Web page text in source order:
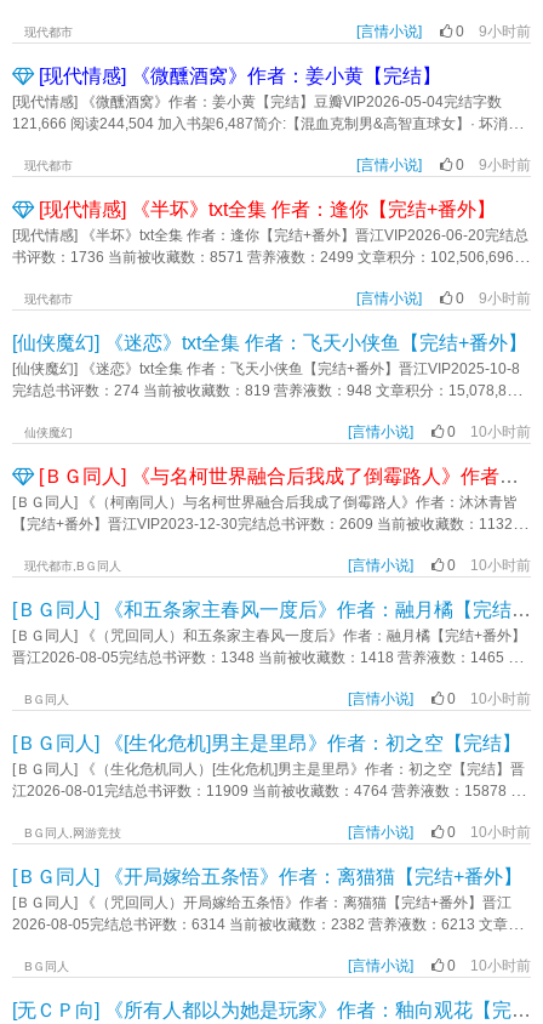
将他狠狠钳制，绑了起来，手中的长剑在他身上一点一点滑落…… 三乐顽劣
一笑道：“潶墨白，既然你这般喜欢假扮女子，那我便让你干干净净做回女
子！” 手中长剑一挥，他大惊失色。 “三乐，你敢！” - 她一气之
下，以五百两银高价将他买进了南风馆，从此柳陌花衢之间，便多一个名叫霜官
的小馆。 而他则在追妻之路上，一去不复返…… * 两人相爱相杀，男
主一路作妖，女主一路相护，却不知事事皆因他而起，得知真相后，与他势不两
立，男主却不干了，最后追妻火葬场！ － 新文推荐：《采下那朵高岭之
花》 采花贼少女扮猪吃老虎，强取豪夺美强惨大将军！ 喜欢的宝宝可以
收藏一下哦！ 内容标签： 情有独钟 天作之合 女强 相爱相杀 甜文 追爱火葬
场 主角潶墨白视角三乐 其它：复仇，女强，江湖，白切黑，追妻，
一句话简介：江湖侠女为父报仇，遇上美人骗子 立意：无论何时，都要保持
冷静，正确明辨是非，以免被仇恨蒙蔽了双眼。《初入江湖，是黑不是白》作
么傲娇顶流、温柔兽医、痞帅霸总……都给我通通靠边站，我的妹妹我自己宠！
饼
妻 女非男C《挫骨刀》作者：堪怜意
头。 她决定洗心革面，重新做人。 奈何帅哥美男一个个贴上来，威逼利
我呀?求求你理理我好吗?你想要什么我都买给你!” “元小 姐，如果你愿意，我
可以和民庆集团大小 姐退亲，等你毕业就娶你!” …… 就连头顶青青草原
的前男友，也表示只要她发誓不再犯，就可以不计前嫌原谅她？ 元卿微表
现代都市 [言情小说] 0 9小时前
[现代情感] 《微醺酒窝》作者：姜小黄【完结】
[现代情感] 《微醺酒窝》作者：姜小黄【完结】豆瓣VIP2026-05-04完结字数
121,666 阅读244,504 加入书架6,487简介:【混血克制男&高智直球女】· 坏消
只想逗他玩。那个耳根通红却强装镇定，一脸正经的理工男，逗起来太有意思
慌乱的样子。他确实慌了，视线在她身上扫过，这次没再后退，反锁了门问她：“
你明知道我喜欢你，怎么还敢撩我？”· HE | 年上 | 体型差· 小酒馆甜妹老板娘 x 空
气动力学冷脸高管现代言情 治愈 强强 HE 年上 熟男熟女《微醺酒窝》作者：姜小
现代都市 [言情小说] 0 9小时前
[现代情感] 《半坏》txt全集 作者：逢你【完结+番外】
[现代情感] 《半坏》txt全集 作者：逢你【完结+番外】晋江VIP2026-06-20完结总
书评数：1736 当前被收藏数：8571 营养液数：2499 文章积分：102,506,696文
婚，事实也的确如此。婚后第二年，他们就有了一个女儿。在外人眼里，他们是
靳言不知道她为什么想离婚，但他发现妻子跟之前不一样了。以前妻子喜静，酒
吧不会去，危险的事情更是不会做。现在她学习了架子鼓，酒吧没两点不会回
来，甚至去体验了极限运动。黎冉的叛逆期来得实在太晚，靳言为了挽回婚姻，
直到一天夜里，靳言把她折腾得死去活来。黎冉突然觉得自己半坏的婚姻还能拯
正文。○本质是中年版追妻火葬场，有打tag。内容标签： 都市 情有独钟 破镜重
圆 婚恋 业界精英 追爱火葬场其它：文案·2025.03.28一句话简介：中年夫妻｜看
40岁男人如何追妻立意：爱是如你所是，而非如我所愿《半坏》作者：逢你
现代都市 [言情小说] 0 9小时前
[仙侠魔幻] 《迷恋》txt全集 作者：飞天小侠鱼【完结+番外】
[仙侠魔幻] 《迷恋》txt全集 作者：飞天小侠鱼【完结+番外】晋江VIP2025-10-8
完结总书评数：274 当前被收藏数：819 营养液数：948 文章积分：15,078,861
深。 F区贫穷又落后，这里的人笑她是落难的凤凰。 湫灵并不在意，落难
她知道谢深喜欢她，也知道谢深受的伤都是为了她，可那又怎样呢？ 她可从
来没说过喜欢他。 F区配不上她，只是一个beta的谢深更配不上她。 所以
在分化成了omega之后，湫灵瞒着他，偷偷去做了信息素匹配测试。 然后在
奢靡，除了要应付那个和她有着超高匹配度的神经病alpha，一切都很让她满
在墙上，灼热的呼吸落在她颈侧，下一刻，陌生的信息素被注入到她体内。
重新分化成了alpha的谢深，声音比以前还要低哑，带着兴奋与餍足。 “乖
乖，找到你了。” 【怨夫、拽哥、死装哥】 阅读指南： 男全处，不买
强 主角非完美人设 私设较多 男主控慎入 ​ 内容标签： 幻想空
不舍 立意：抓住机会《迷恋》作者：飞天小侠鱼
仙侠魔幻 [言情小说] 0 10小时前
[ＢＧ同人] 《与名柯世界融合后我成了倒霉路人》作者：沐沐青皆【完结+番外】
[ＢＧ同人] 《（柯南同人）与名柯世界融合后我成了倒霉路人》作者：沐沐青皆
【完结+番外】晋江VIP2023-12-30完结总书评数：2609 当前被收藏数：11327
现女朋友是我上司的迷妹怎么办》、《风见攻略自己的一百种方法》。 薰视
没有滑板当坐骑，身为米花町的路人，她时刻可能被卷入奇怪的案件当中。
为了保全自己，她决定速速抱个大腿。 风见视角： 风见恋爱了。 对
象是一个很适合结婚的女孩子。 不仅性格善良，温柔稳重，工作也很稳
并且滤镜比自己还厚八百米。 风见：我感觉我被骗了，她动机不纯！可
是案件中穿插日常的文。 2.文中女主人设是老师，正在放春假，是私设，实
际日本的老师春假不休假。 3.再小的角色也是有其高光之处，值得被爱的。
既然选择了风见做男主，我会对他负责。 感恩每一位点进来看冷门角色文的
公安头子的下属风见配角透子等 一句话简介：风见：感觉被骗了，她动机不
人》作者：沐沐青皆
现代都市,BＧ同人 [言情小说] 0 10小时前
[ＢＧ同人] 《和五条家主春风一度后》作者：融月橘【完结+番外】
[ＢＧ同人] 《（咒回同人）和五条家主春风一度后》作者：融月橘【完结+番外】
晋江2026-08-05完结总书评数：1348 当前被收藏数：1418 营养液数：1465 文
象。一个不喜欢按常理出牌的普通高中老师。后来，我以为我们只是普普通通的
男朋友，我完全负担得起。 我甚至认真想过,哪天要带他去见那位六眼神子,用
行动告诉那个人:没有你,我照样能和别的男人过得很幸福。 再后来......我吃瓜
吃到了自己头上。 那个我暗恋了十年、又亲手遗忘的人，现代最强咒术师，
人。 原来他从来不是什么需要我照顾的普通人。而我，完全不想回忆自己信
的束缚说起。 #激情开文，为爱发电，认真完结# #表面是成年人爱情，
其实是双洁纯爱甜文# ┄┄ 内容标签： 情有独钟 甜文 咒回 乙女向 主
角视角绫辻雪绪五条悟 其他： 一句话简介：拒绝了男神求婚后把他睡了
BＧ同人 [言情小说] 0 10小时前
[ＢＧ同人] 《[生化危机]男主是里昂》作者：初之空【完结】
[ＢＧ同人] 《（生化危机同人）[生化危机]男主是里昂》作者：初之空【完结】晋
江2026-08-01完结总书评数：11909 当前被收藏数：4764 营养液数：15878 文
《和钢背兽并肩作战的那些日子》 《背背山不是你们想的那个背背山》
项· 土狗暗恋文学，剧情会涵盖生化危机2/4/9 慢热的friends to lovers
向 浣熊市的剧情会有原作LA描写，请自行避雷 三次元很忙，所以更新大
概率随缘 评论是更新的最大动力，感谢大家 ┄┄ 内容标签： 游戏网游
界里的各路人士 其它：慢工出细活 一句话简介：朋友以上，恋人未
BＧ同人,网游竞技 [言情小说] 0 10小时前
[ＢＧ同人] 《开局嫁给五条悟》作者：离猫猫【完结+番外】
[ＢＧ同人] 《（咒回同人）开局嫁给五条悟》作者：离猫猫【完结+番外】晋江
2026-08-05完结总书评数：6314 当前被收藏数：2382 营养液数：6213 文章积
因为他很好，你决定用术式让他变得更强 因为你很好，他决定和你成为真正
文第三人称 1v1纯爱 【注意】女主进入后备箱蹭车是很危险的行为！感谢读
BＧ同人 [言情小说] 0 10小时前
[无ＣＰ向] 《所有人都以为她是玩家》作者：釉向观花【完结】